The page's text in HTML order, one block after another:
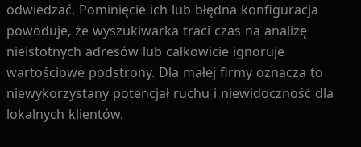
odwiedzać. Pominięcie ich lub błędna konfiguracja
powoduje, że wyszukiwarka traci czas na analizę
nieistotnych adresów lub całkowicie ignoruje
wartościowe podstrony. Dla małej firmy oznacza to
niewykorzystany potencjał ruchu i niewidoczność dla
lokalnych klientów.